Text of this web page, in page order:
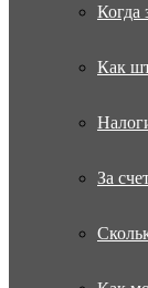
Когда
Как
За